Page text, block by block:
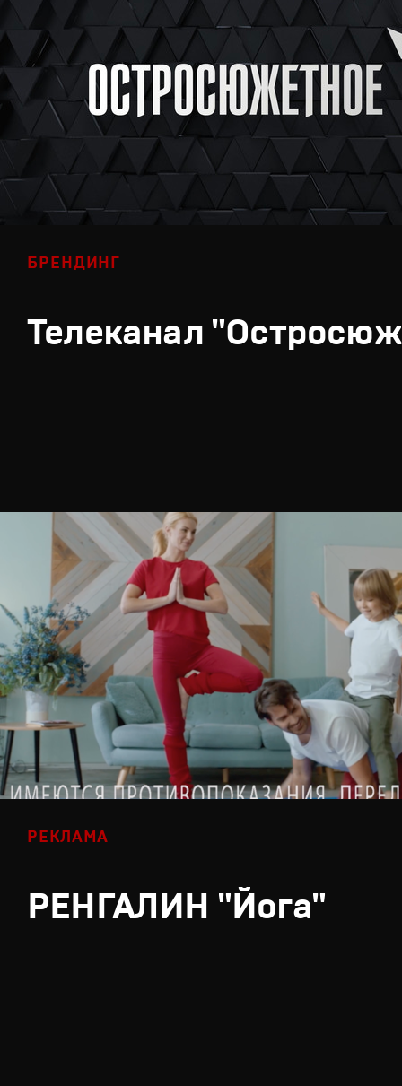
БРЕНДИНГ
Телеканал
РЕКЛАМА
РЕНГАЛИН "Йога"